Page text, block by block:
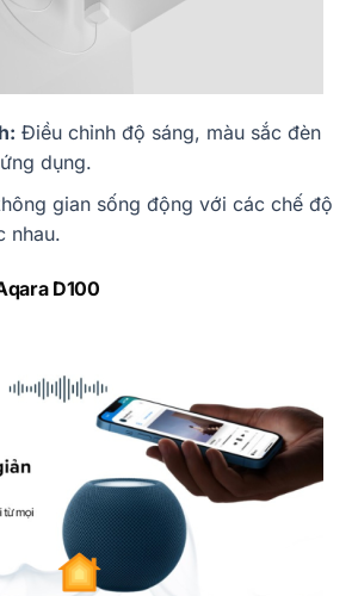
Điều chỉnh độ sáng, màu sắc đèn
dụng.
gian sống động với các chế độ
nhau.
D100